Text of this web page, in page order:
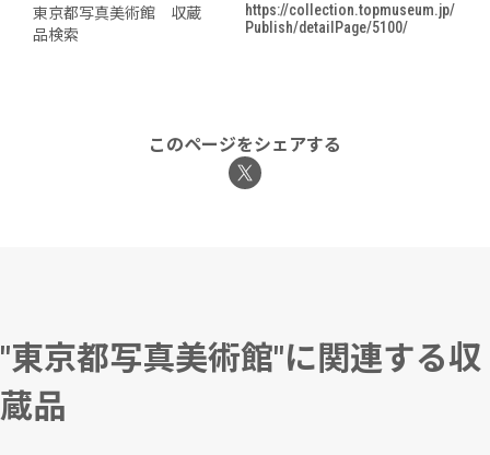
東京都写真美術館 収蔵
品検索
https://collection.topmuseum.jp/
Publish/detailPage/5100/
このページをシェアする
"東京都写真美術館"に関連する収
蔵品